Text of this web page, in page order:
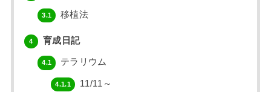
3.1 移植法
4 育成日記
4.1 テラリウム
4.1.1 11/11～